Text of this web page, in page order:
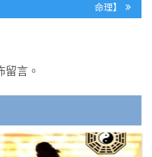
命理】
留言。